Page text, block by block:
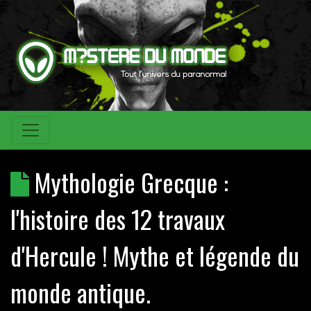
Mythologie Grecque :
l'histoire des 12 travaux
d'Hercule ! Mythe et légende du
monde antique.